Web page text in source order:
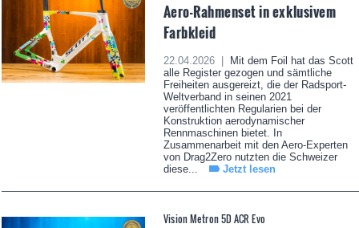
Aero-Rahmenset in exklusivem
Farbkleid
22.04.2026 |
Mit dem Foil hat das Scott
alle Register gezogen und sämtliche
Freiheiten ausgereizt, die der Radsport-
Weltverband in seinen 2021
veröffentlichten Regularien bei der
Konstruktion aerodynamischer
Rennmaschinen bietet. In
Zusammenarbeit mit den Aero-Experten
von Drag2Zero nutzten die Schweizer
diese...
Jetzt lesen
Vision Metron 5D ACR Evo